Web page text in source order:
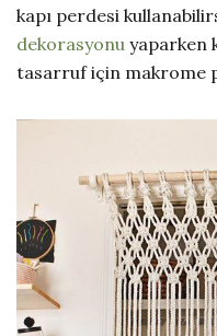
kapı perdesi
dekorasyonu yaparken
tasarruf için makrome